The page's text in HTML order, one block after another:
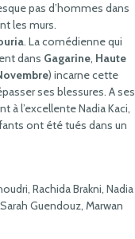
pas d’hommes dans
les murs.
. La comédienne qui
dans Gagarine, Haute
) incarne cette
ses blessures. A ses
à l’excellente Nadia Kaci,
ont été tués dans un
Rachida Brakni, Nadia
Guendouz, Marwan